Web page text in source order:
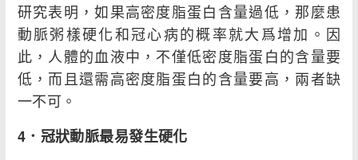
研究表明，如果高密度脂蛋白含量過低，那麼患
動脈粥樣硬化和冠心病的概率就大爲增加。因
此，人體的血液中，不僅低密度脂蛋白的含量要
低，而且還需高密度脂蛋白的含量要高，兩者缺
一不可。
4 ．冠狀動脈最易發生硬化